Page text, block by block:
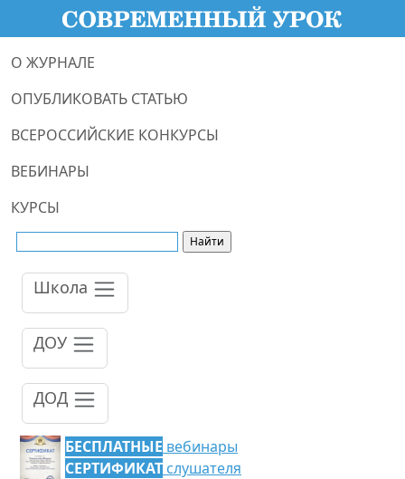
О ЖУРНАЛЕ
ОПУБЛИКОВАТЬ СТАТЬЮ
ВСЕРОССИЙСКИЕ КОНКУРСЫ
ВЕБИНАРЫ
КУРСЫ
Школа
ДОУ
ДОД
БЕСПЛАТНЫЕ вебинары
СЕРТИФИКАТ слушателя